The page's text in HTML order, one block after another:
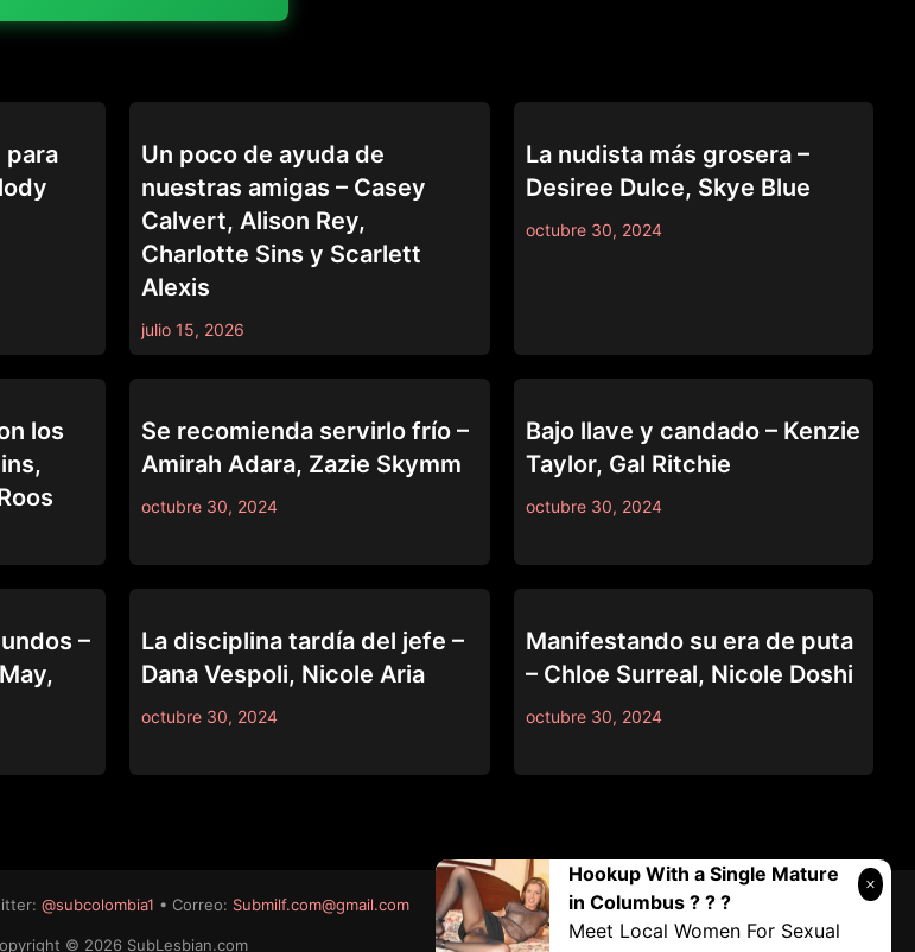
Hookup With a Single Mature
in Columbus ? ? ?
Meet Local Women For Sexual
Un poco de ayuda de
nuestras amigas – Casey
Calvert, Alison Rey,
Charlotte Sins y Scarlett
Alexis
julio 15, 2026
La nudista más grosera –
Desiree Dulce, Skye Blue
octubre 30, 2024
los
Se recomienda servirlo frío –
Amirah Adara, Zazie Skymm
octubre 30, 2024
Bajo llave y candado – Kenzie
Taylor, Gal Ritchie
octubre 30, 2024
–
La disciplina tardía del jefe –
Dana Vespoli, Nicole Aria
octubre 30, 2024
Manifestando su era de puta
– Chloe Surreal, Nicole Doshi
octubre 30, 2024
@subcolombia1 • Correo: Submilf.com@gmail.com
© 2026 SubLesbian.com